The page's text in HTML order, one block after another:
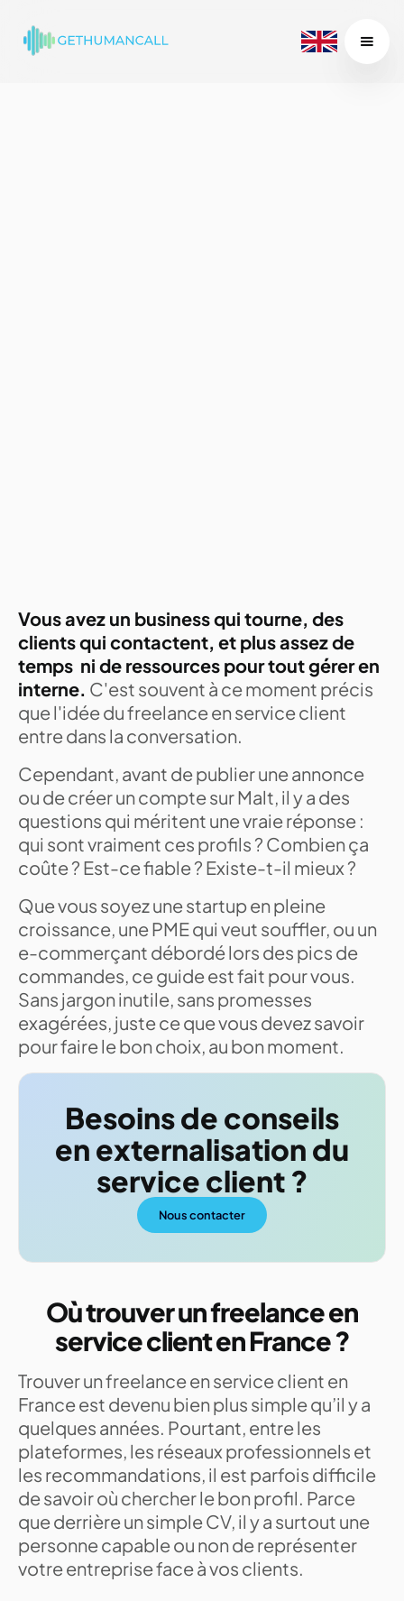
Vous avez un business qui tourne, des
clients qui contactent, et plus assez de
temps ni de ressources pour tout gérer en
interne. C'est souvent à ce moment précis
que l'idée du freelance en service client
entre dans la conversation.
Cependant, avant de publier une annonce
ou de créer un compte sur Malt, il y a des
questions qui méritent une vraie réponse :
qui sont vraiment ces profils ? Combien ça
coûte ? Est-ce fiable ? Existe-t-il mieux ?
Que vous soyez une startup en pleine
croissance, une PME qui veut souffler, ou un
e-commerçant débordé lors des pics de
commandes, ce guide est fait pour vous.
Sans jargon inutile, sans promesses
exagérées, juste ce que vous devez savoir
pour faire le bon choix, au bon moment.
Besoins de conseils
en externalisation du
service client ?
Nous contacter
Où trouver un freelance en
service client en France ?
Trouver un freelance en service client en
France est devenu bien plus simple qu’il y a
quelques années. Pourtant, entre les
plateformes, les réseaux professionnels et
les recommandations, il est parfois difficile
de savoir où chercher le bon profil. Parce
que derrière un simple CV, il y a surtout une
personne capable ou non de représenter
votre entreprise face à vos clients.